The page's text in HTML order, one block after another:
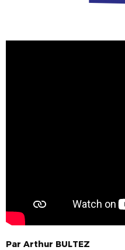
Par Arthur BULTEZ